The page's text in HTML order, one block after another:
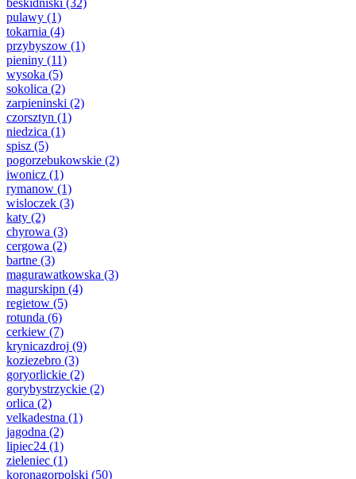
beskidniski (32)
pulawy (1)
tokarnia (4)
przybyszow (1)
pieniny (11)
wysoka (5)
sokolica (2)
zarpieninski (2)
czorsztyn (1)
niedzica (1)
spisz (5)
pogorzebukowskie (2)
iwonicz (1)
rymanow (1)
wisloczek (3)
katy (2)
chyrowa (3)
cergowa (2)
bartne (3)
magurawatkowska (3)
magurskipn (4)
regietow (5)
rotunda (6)
cerkiew (7)
krynicazdroj (9)
koziezebro (3)
goryorlickie (2)
gorybystrzyckie (2)
orlica (2)
velkadestna (1)
jagodna (2)
lipiec24 (1)
zieleniec (1)
koronagorpolski (50)